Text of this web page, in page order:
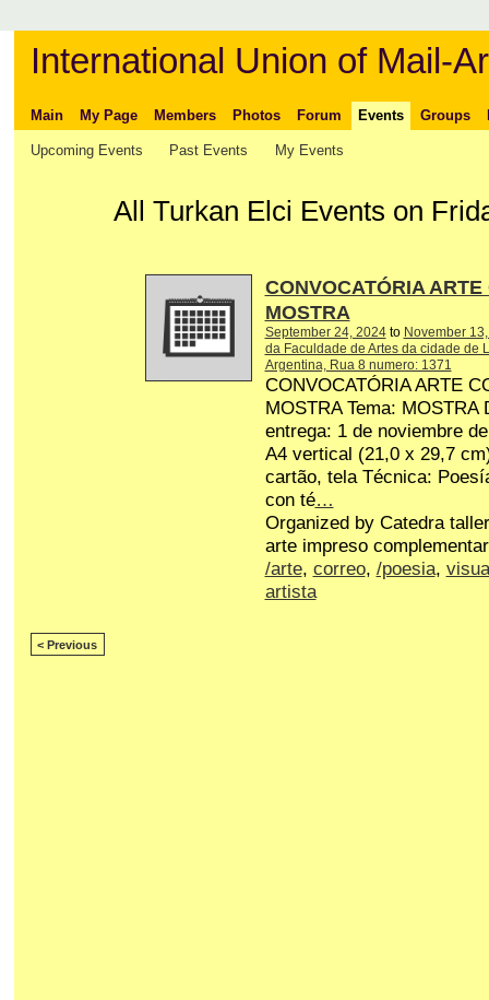
International Union of Mail-
Main My Page Members Photos Forum Events Groups
Upcoming Events Past Events My Events
All Turkan Elci Events on
CONVOCATÓRIA ARTE
MOSTRA
September 24, 2024to November
da Faculdade de Artes da cidade de
Argentina, Rua 8 numero: 1371
CONVOCATÓRIA ARTE
MOSTRA Tema: MOSTRA
entrega: 1 de noviembre
A4 vertical (21,0 x 29,7
cartão, tela Técnica:
con té…
Organized by Catedra
arte impreso
/arte, correo, /poesia,
artista
< Previous